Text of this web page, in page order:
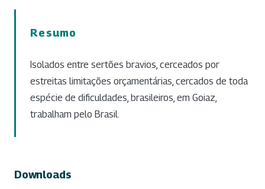
Resumo
Isolados entre sertões bravios, cerceados por
estreitas limitações orçamentárias, cercados de toda
espécie de dificuldades, brasileiros, em Goiaz,
trabalham pelo Brasil.
Downloads